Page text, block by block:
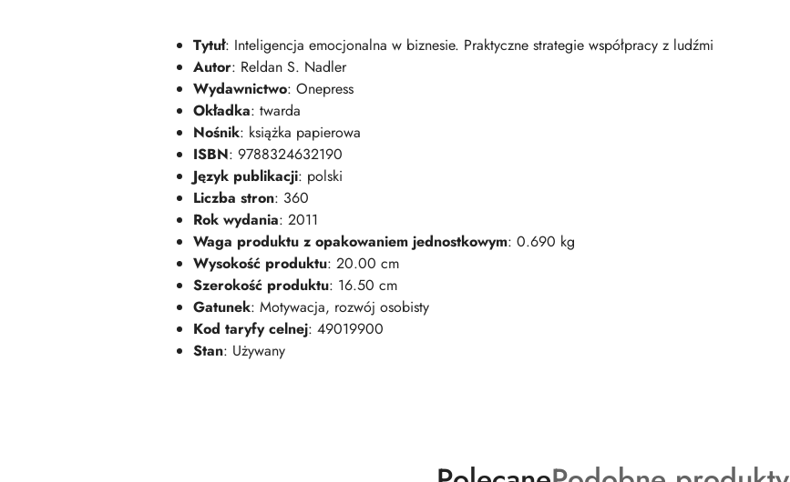
Tytuł: Inteligencja emocjonalna w biznesie. Praktyczne strategie współpracy z ludźmi
Autor: Reldan S. Nadler
Wydawnictwo: Onepress
Okładka: twarda
Nośnik: książka papierowa
ISBN: 9788324632190
Język publikacji: polski
Liczba stron: 360
Rok wydania: 2011
Waga produktu z opakowaniem jednostkowym: 0.690 kg
Wysokość produktu: 20.00 cm
Szerokość produktu: 16.50 cm
Gatunek: Motywacja, rozwój osobisty
Kod taryfy celnej: 49019900
Stan: Używany